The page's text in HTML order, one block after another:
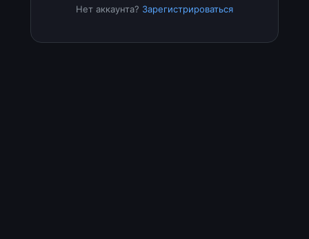
Нет аккаунта? Зарегистрироваться